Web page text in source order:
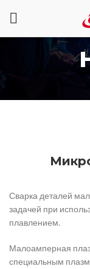
Сварка деталей
задачей при
плавлением.
Малоамперная
специальным